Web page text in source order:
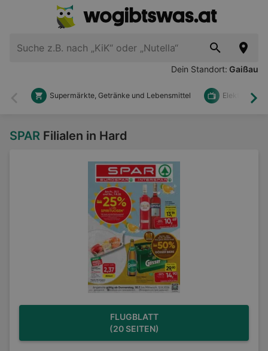
Dein Standort: Gaißau
Zurück
Supermärkte, Getränke und Lebensmittel Elektronik
SPAR Filialen in Hard
FLUGBLATT
(20 SEITEN)